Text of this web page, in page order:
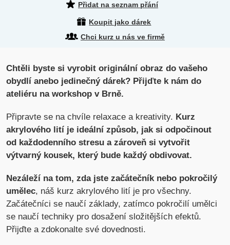
Přidat na seznam přání
Koupit jako dárek
Chci kurz u nás ve firmě
Chtěli byste si vyrobit originální obraz do vašeho
obydlí anebo jedinečný dárek? Přijďte k nám do
ateliéru na workshop v Brně.
Připravte se na chvíle relaxace a kreativity. Kurz
akrylového lití je ideální způsob, jak si odpočinout
od každodenního stresu a zároveň si vytvořit
výtvarný kousek, který bude každý obdivovat.
Nezáleží na tom, zda jste začátečník nebo pokročilý
umělec, náš kurz akrylového lití je pro všechny.
Začátečníci se naučí základy, zatímco pokročilí umělci
se naučí techniky pro dosažení složitějších efektů.
Přijďte a zdokonalte své dovednosti.